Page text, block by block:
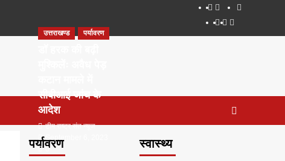
About
WEB
SERIES
Dehradun
Smart
Life
in
Places
to
सम्पर्क
पर्यावरण
उत्तराखण्ड पर्यावरण
सीबीआई जांच के
आदेश
टीम राष्ट्र संत न्यूज
September 6, 2023
0
स्वास्थ्य